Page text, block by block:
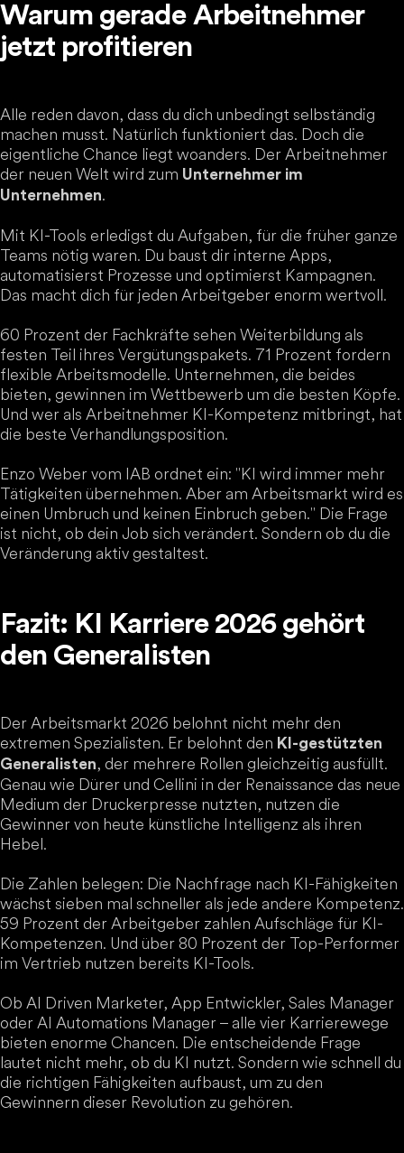
Warum gerade Arbeitnehmer
jetzt profitieren
Alle reden davon, dass du dich unbedingt selbständig
machen musst. Natürlich funktioniert das. Doch die
eigentliche Chance liegt woanders. Der Arbeitnehmer
der neuen Welt wird zum Unternehmer im
Unternehmen.
Mit KI-Tools erledigst du Aufgaben, für die früher ganze
Teams nötig waren. Du baust dir interne Apps,
automatisierst Prozesse und optimierst Kampagnen.
Das macht dich für jeden Arbeitgeber enorm wertvoll.
60 Prozent der Fachkräfte sehen Weiterbildung als
festen Teil ihres Vergütungspakets. 71 Prozent fordern
flexible Arbeitsmodelle. Unternehmen, die beides
bieten, gewinnen im Wettbewerb um die besten Köpfe.
Und wer als Arbeitnehmer KI-Kompetenz mitbringt, hat
die beste Verhandlungsposition.
Enzo Weber vom IAB ordnet ein: "KI wird immer mehr
Tätigkeiten übernehmen. Aber am Arbeitsmarkt wird es
einen Umbruch und keinen Einbruch geben." Die Frage
ist nicht, ob dein Job sich verändert. Sondern ob du die
Veränderung aktiv gestaltest.
Fazit: KI Karriere 2026 gehört
den Generalisten
Der Arbeitsmarkt 2026 belohnt nicht mehr den
extremen Spezialisten. Er belohnt den KI-gestützten
Generalisten, der mehrere Rollen gleichzeitig ausfüllt.
Genau wie Dürer und Cellini in der Renaissance das neue
Medium der Druckerpresse nutzten, nutzen die
Gewinner von heute künstliche Intelligenz als ihren
Hebel.
Die Zahlen belegen: Die Nachfrage nach KI-Fähigkeiten
wächst sieben mal schneller als jede andere Kompetenz.
59 Prozent der Arbeitgeber zahlen Aufschläge für KI-
Kompetenzen. Und über 80 Prozent der Top-Performer
im Vertrieb nutzen bereits KI-Tools.
Ob AI Driven Marketer, App Entwickler, Sales Manager
oder AI Automations Manager – alle vier Karrierewege
bieten enorme Chancen. Die entscheidende Frage
lautet nicht mehr, ob du KI nutzt. Sondern wie schnell du
die richtigen Fähigkeiten aufbaust, um zu den
Gewinnern dieser Revolution zu gehören.